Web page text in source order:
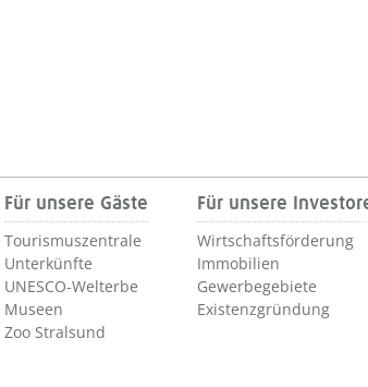
Für unsere Gäste
Tourismuszentrale
Unterkünfte
UNESCO-Welterbe
Museen
Zoo Stralsund
Für unsere
Wirtschaftsförderung
Immobilien
Gewerbegebiete
Existenzgründung